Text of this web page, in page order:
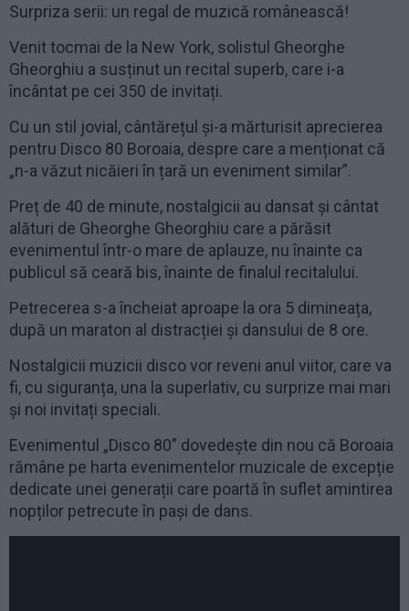
Surpriza serii: un regal de muzică românească!
Venit tocmai de la New York, solistul Gheorghe
Gheorghiu a susținut un recital superb, care i-a
încântat pe cei 350 de invitați.
Cu un stil jovial, cântărețul și-a mărturisit aprecierea
pentru Disco 80 Boroaia, despre care a menționat că
„n-a văzut nicăieri în țară un eveniment similar”.
Preț de 40 de minute, nostalgicii au dansat și cântat
alături de Gheorghe Gheorghiu care a părăsit
evenimentul într-o mare de aplauze, nu înainte ca
publicul să ceară bis, înainte de finalul recitalului.
Petrecerea s-a încheiat aproape la ora 5 dimineața,
după un maraton al distracției și dansului de 8 ore.
Nostalgicii muzicii disco vor reveni anul viitor, care va
fi, cu siguranța, una la superlativ, cu surprize mai mari
și noi invitați speciali.
Evenimentul „Disco 80” dovedește din nou că Boroaia
rămâne pe harta evenimentelor muzicale de excepție
dedicate unei generații care poartă în suflet amintirea
nopților petrecute în pași de dans.